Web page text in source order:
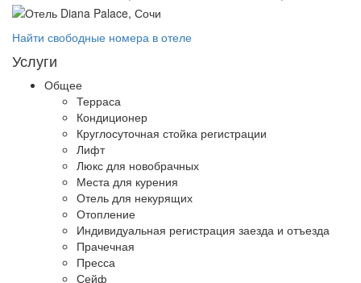
Найти свободные номера в отеле
Услуги
Общее
Терраса
Кондиционер
Круглосуточная стойка регистрации
Лифт
Люкс для новобрачных
Места для курения
Отель для некурящих
Отопление
Индивидуальная регистрация заезда и отъезда
Прачечная
Пресса
Сейф